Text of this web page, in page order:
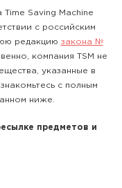
Saving Machine
с российским
редакцию закона №
компания TSM не
указанные в
с полным
ниже.
предметов и